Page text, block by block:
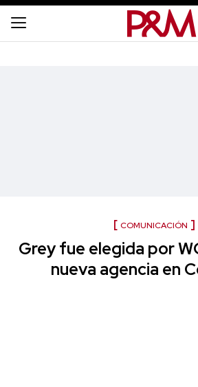
COMUNICACIÓN
Grey fue elegida por
nueva agencia en